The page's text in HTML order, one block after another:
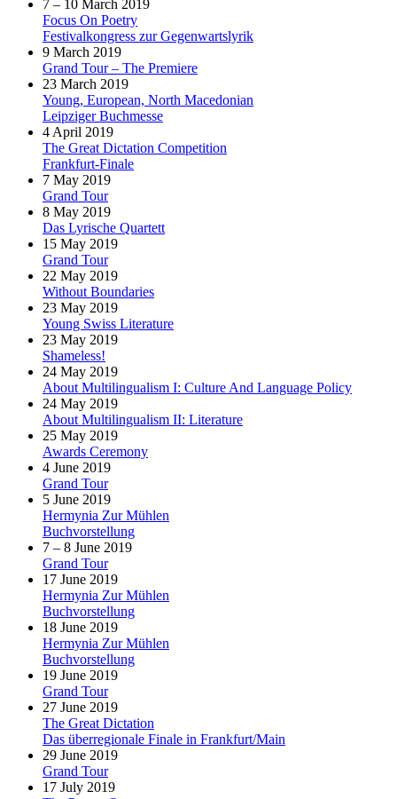
7 – 10 March 2019
Focus On Poetry
Festivalkongress zur Gegenwartslyrik
9 March 2019
Grand Tour – The Premiere
23 March 2019
Young, European, North Macedonian
Leipziger Buchmesse
4 April 2019
The Great Dictation Competition
Frankfurt-Finale
7 May 2019
Grand Tour
8 May 2019
Das Lyrische Quartett
15 May 2019
Grand Tour
22 May 2019
Without Boundaries
23 May 2019
Young Swiss Literature
23 May 2019
Shameless!
24 May 2019
About Multilingualism I: Culture And Language Policy
24 May 2019
About Multilingualism II: Literature
25 May 2019
Awards Ceremony
4 June 2019
Grand Tour
5 June 2019
Hermynia Zur Mühlen
Buchvorstellung
7 – 8 June 2019
Grand Tour
17 June 2019
Hermynia Zur Mühlen
Buchvorstellung
18 June 2019
Hermynia Zur Mühlen
Buchvorstellung
19 June 2019
Grand Tour
27 June 2019
The Great Dictation
Das überregionale Finale in Frankfurt/Main
29 June 2019
Grand Tour
17 July 2019